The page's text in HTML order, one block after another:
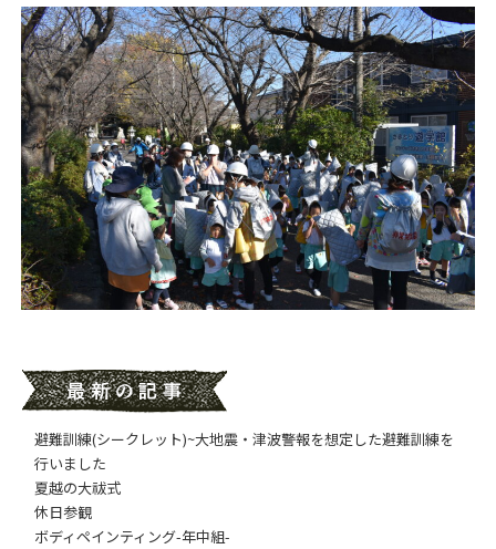
避難訓練(シークレット)~大地震・津波警報を想定した避難訓練を
行いました
夏越の大祓式
休日参観
ボディペインティング-年中組-